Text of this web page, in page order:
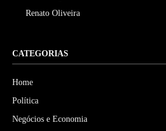
Renato Oliveira
CATEGORIAS
Home
Política
Negócios e Economia